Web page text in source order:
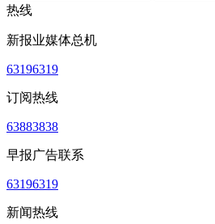
热线
新报业媒体总机
63196319
订阅热线
63883838
早报广告联系
63196319
新闻热线